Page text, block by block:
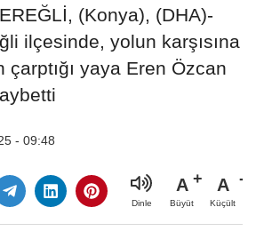
(Konya), (DHA)-
ilçesinde, yolun karşısına
çarptığı yaya Eren Özcan
- 09:48
Dinle
A
Büyüt
A
Küçült